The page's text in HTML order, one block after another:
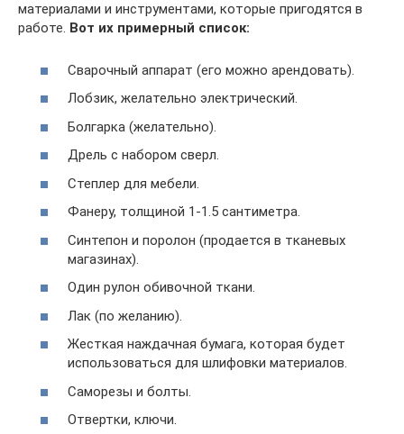
материалами и инструментами, которые пригодятся в
работе. Вот их примерный список:
Сварочный аппарат (его можно арендовать).
Лобзик, желательно электрический.
Болгарка (желательно).
Дрель с набором сверл.
Степлер для мебели.
Фанеру, толщиной 1-1.5 сантиметра.
Синтепон и поролон (продается в тканевых
магазинах).
Один рулон обивочной ткани.
Лак (по желанию).
Жесткая наждачная бумага, которая будет
использоваться для шлифовки материалов.
Саморезы и болты.
Отвертки, ключи.